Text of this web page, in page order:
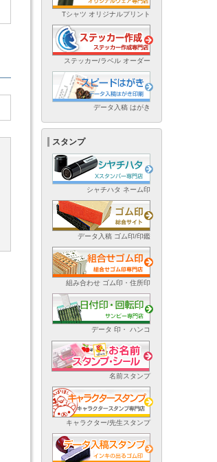
Tシャツ オリジナルプリント
ステッカー/ラベル オーダー
データ入稿 はがき
スタンプ
シャチハタ ネーム印
データ入稿 ゴム印/印鑑
組み合わせ ゴム印・住所印
データ 印・ ハンコ
名前スタンプ
キャラクター/先生スタンプ